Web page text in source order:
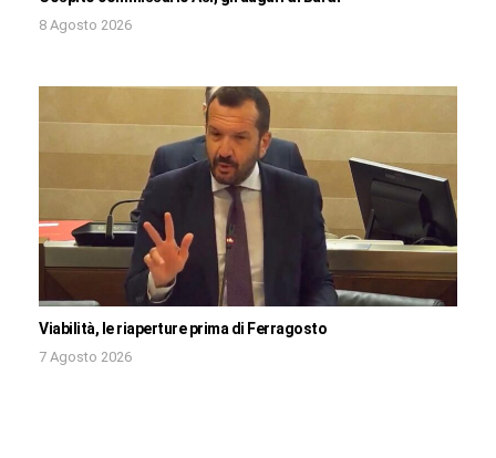
8 Agosto 2026
Viabilità, le riaperture prima di Ferragosto
7 Agosto 2026